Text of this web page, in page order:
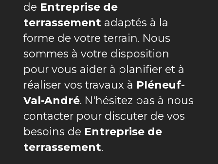
de Entreprise de
terrassement adaptés à la
forme de votre terrain. Nous
sommes à votre disposition
pour vous aider à planifier et à
réaliser vos travaux à Pléneuf-
Val-André. N'hésitez pas à nous
contacter pour discuter de vos
besoins de Entreprise de
terrassement.